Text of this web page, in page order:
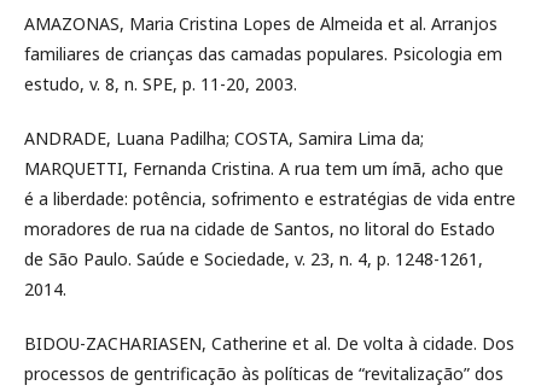
AMAZONAS, Maria Cristina Lopes de Almeida et al. Arranjos
familiares de crianças das camadas populares. Psicologia em
estudo, v. 8, n. SPE, p. 11-20, 2003.
ANDRADE, Luana Padilha; COSTA, Samira Lima da;
MARQUETTI, Fernanda Cristina. A rua tem um ímã, acho que
é a liberdade: potência, sofrimento e estratégias de vida entre
moradores de rua na cidade de Santos, no litoral do Estado
de São Paulo. Saúde e Sociedade, v. 23, n. 4, p. 1248-1261,
2014.
BIDOU-ZACHARIASEN, Catherine et al. De volta à cidade. Dos
processos de gentrificação às políticas de “revitalização” dos